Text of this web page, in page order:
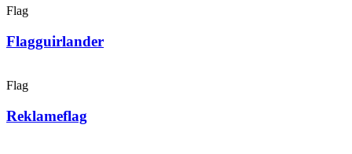
Flag
Flagguir­lander
Flag
Reklameflag